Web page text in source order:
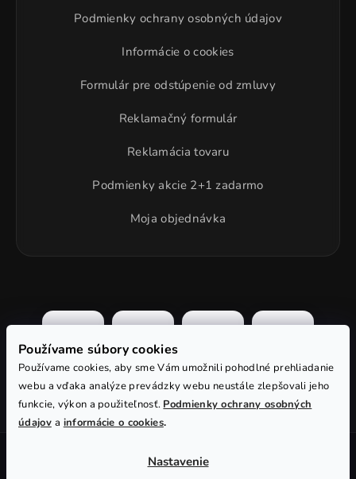
Používame súbory cookies
Používame cookies, aby sme Vám umožnili pohodlné prehliadanie
webu a vďaka analýze prevádzky webu neustále zlepšovali jeho
funkcie, výkon a použiteľnosť. Podmienky ochrany osobných
údajov a informácie o cookies.
Nastavenie
Podmienky ochrany osobných údajov
Informácie o cookies
Formulár pre odstúpenie od zmluvy
Reklamačný formulár
Reklamácia tovaru
Podmienky akcie 2+1 zadarmo
Moja objednávka
Vytvoril Shoptet